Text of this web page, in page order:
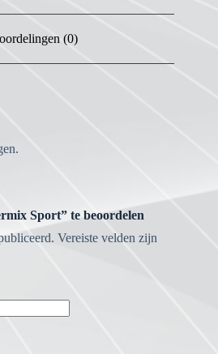
(0)
Sport” te beoordelen
Vereiste velden zijn